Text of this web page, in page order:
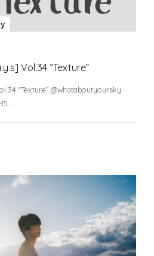
Vol.34 “Texture”
“Texture” @whataboutyoursky
…